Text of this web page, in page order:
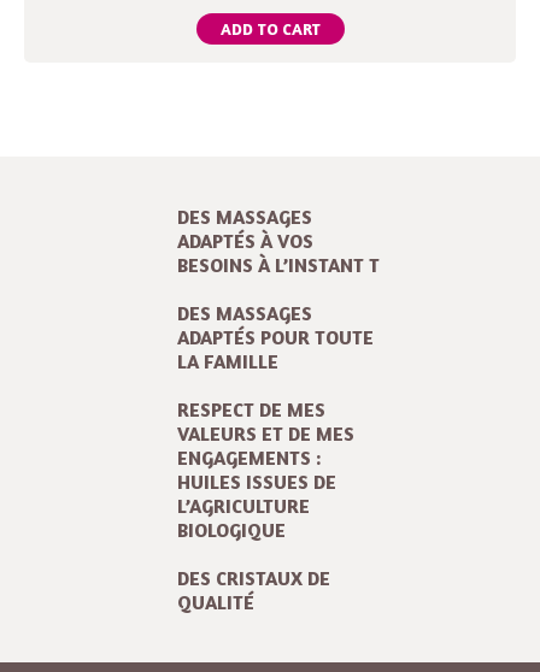
ADD TO CART
DES MASSAGES
ADAPTÉS À VOS
BESOINS À L’INSTANT T
DES MASSAGES
ADAPTÉS POUR TOUTE
LA FAMILLE
RESPECT DE MES
VALEURS ET DE MES
ENGAGEMENTS :
HUILES ISSUES DE
L’AGRICULTURE
BIOLOGIQUE
DES CRISTAUX DE
QUALITÉ